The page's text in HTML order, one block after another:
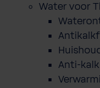
Water voor
Anti-